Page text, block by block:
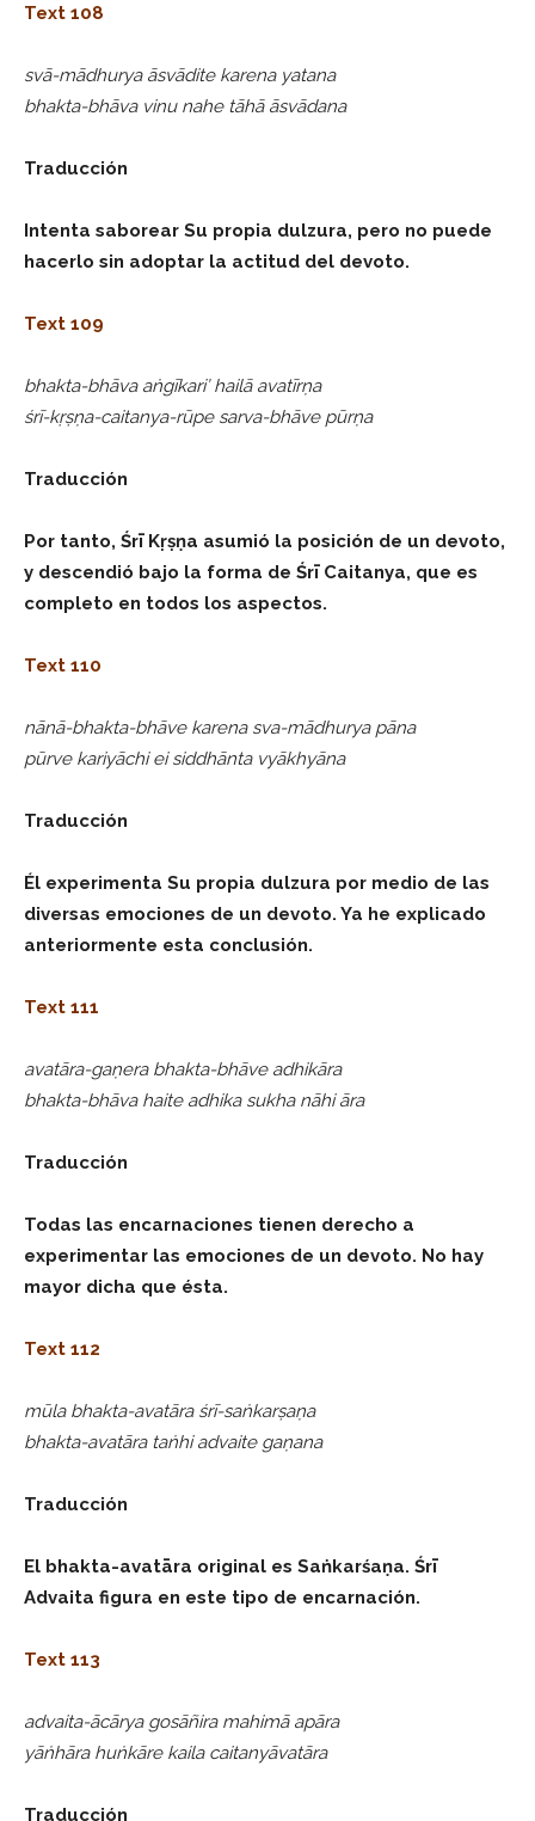
Text 108
svā-mādhurya āsvādite karena yatana
bhakta-bhāva vinu nahe tāhā āsvādana
Traducción
Intenta saborear Su propia dulzura, pero no puede
hacerlo sin adoptar la actitud del devoto.
Text 109
bhakta-bhāva aṅgīkari’ hailā avatīrṇa
śrī-kṛṣṇa-caitanya-rūpe sarva-bhāve pūrṇa
Traducción
Por tanto, Śrī Kṛṣṇa asumió la posición de un devoto,
y descendió bajo la forma de Śrī Caitanya, que es
completo en todos los aspectos.
Text 110
nānā-bhakta-bhāve karena sva-mādhurya pāna
pūrve kariyāchi ei siddhānta vyākhyāna
Traducción
Él experimenta Su propia dulzura por medio de las
diversas emociones de un devoto. Ya he explicado
anteriormente esta conclusión.
Text 111
avatāra-gaṇera bhakta-bhāve adhikāra
bhakta-bhāva haite adhika sukha nāhi āra
Traducción
Todas las encarnaciones tienen derecho a
experimentar las emociones de un devoto. No hay
mayor dicha que ésta.
Text 112
mūla bhakta-avatāra śrī-saṅkarṣaṇa
bhakta-avatāra taṅhi advaite gaṇana
Traducción
El bhakta-avatāra original es Saṅkarśaṇa. Śrī
Advaita figura en este tipo de encarnación.
Text 113
advaita-ācārya gosāñira mahimā apāra
yāṅhāra huṅkāre kaila caitanyāvatāra
Traducción